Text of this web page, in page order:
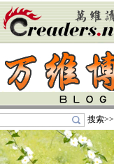
搜索>>